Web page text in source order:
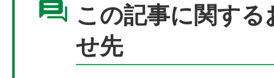
この記事に関する
せ先